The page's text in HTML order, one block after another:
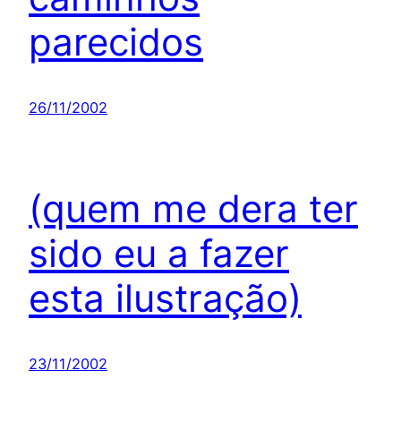
parecidos
26/11/2002
(quem me dera ter
sido eu a fazer
esta ilustração)
23/11/2002